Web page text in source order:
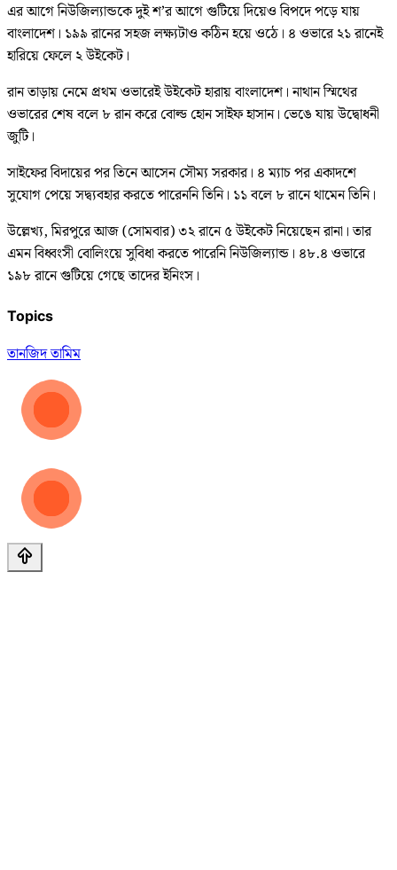
এর আগে নিউজিল্যান্ডকে দুই শ’র আগে গুটিয়ে দিয়েও বিপদে পড়ে যায়
বাংলাদেশ। ১৯৯ রানের সহজ লক্ষ্যটাও কঠিন হয়ে ওঠে। ৪ ওভারে ২১ রানেই
হারিয়ে ফেলে ২ উইকেট।
রান তাড়ায় নেমে প্রথম ওভারেই উইকেট হারায় বাংলাদেশ। নাথান স্মিথের
ওভারের শেষ বলে ৮ রান করে বোল্ড হোন সাইফ হাসান। ভেঙে যায় উদ্বোধনী
জুটি।
সাইফের বিদায়ের পর তিনে আসেন সৌম্য সরকার। ৪ ম্যাচ পর একাদশে
সুযোগ পেয়ে সদ্ব্যবহার করতে পারেননি তিনি। ১১ বলে ৮ রানে থামেন তিনি।
উল্লেখ্য, মিরপুরে আজ (সোমবার) ৩২ রানে ৫ উইকেট নিয়েছেন রানা। তার
এমন বিধ্বংসী বোলিংয়ে সুবিধা করতে পারেনি নিউজিল্যান্ড। ৪৮.৪ ওভারে
১৯৮ রানে গুটিয়ে গেছে তাদের ইনিংস।
Topics
তানজিদ তামিম